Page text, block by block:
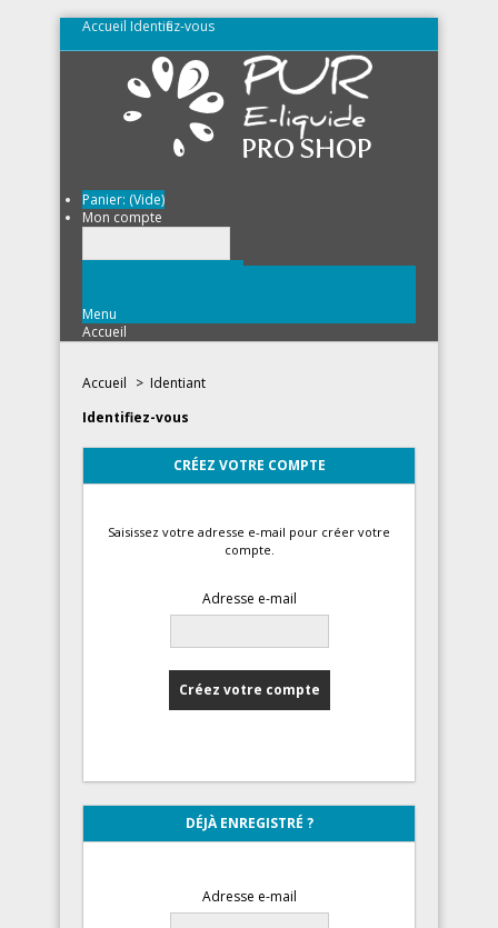
Accueil Identifiez-vous
Panier: (Vide)
Mon compte
Menu
Accueil
Accueil > Identifiant
Identifiez-vous
CRÉEZ VOTRE COMPTE
Saisissez votre adresse e-mail pour créer votre
compte.
Adresse e-mail
DÉJÀ ENREGISTRÉ ?
Adresse e-mail